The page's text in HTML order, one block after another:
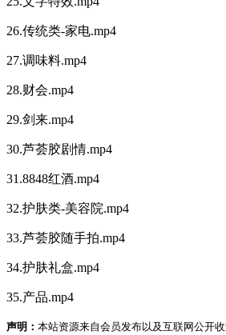
26.传统类-家电.mp4
27.调味料.mp4
28.财会.mp4
29.剑来.mp4
30.芦荟胶剧情.mp4
31.8848红酒.mp4
32.护肤类-美容院.mp4
33.芦荟胶随手拍.mp4
34.护肤礼盒.mp4
35.产品.mp4
声明： 本站资源来自会员发布以及互联网公开